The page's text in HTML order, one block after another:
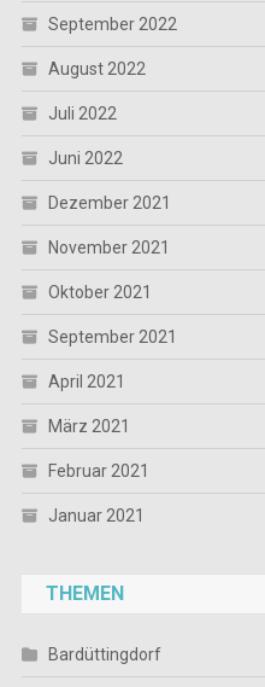
September 2022
August 2022
Juli 2022
Juni 2022
Dezember 2021
November 2021
Oktober 2021
September 2021
April 2021
März 2021
Februar 2021
Januar 2021
THEMEN
Bardüttingdorf